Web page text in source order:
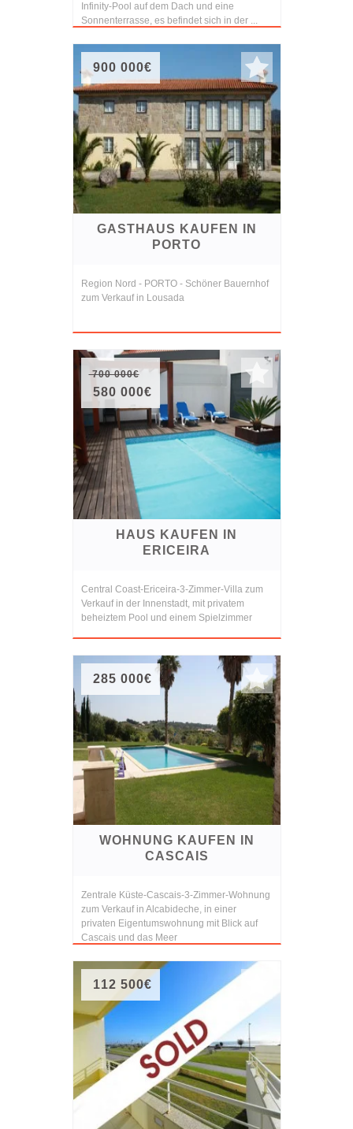
Infinity-Pool auf dem Dach und eine
Sonnenterrasse, es befindet sich in der ...
900 000€
GASTHAUS KAUFEN IN
PORTO
Region Nord - PORTO - Schöner Bauernhof
zum Verkauf in Lousada
700 000€
580 000€
HAUS KAUFEN IN
ERICEIRA
Central Coast-Ericeira-3-Zimmer-Villa zum
Verkauf in der Innenstadt, mit privatem
beheiztem Pool und einem Spielzimmer
285 000€
WOHNUNG KAUFEN IN
CASCAIS
Zentrale Küste-Cascais-3-Zimmer-Wohnung
zum Verkauf in Alcabideche, in einer
privaten Eigentumswohnung mit Blick auf
Cascais und das Meer
112 500€